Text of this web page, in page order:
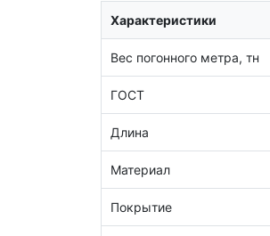
Характеристики
Вес погонного метра, тн
ГОСТ
Длина
Материал
Покрытие